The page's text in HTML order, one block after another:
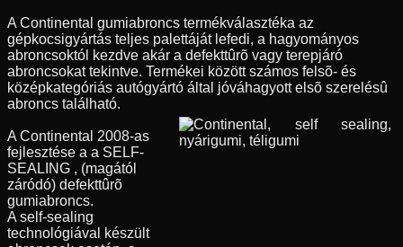
A Continental gumiabroncs termékválasztéka az
gépkocsigyártás teljes palettáját lefedi, a hagyományos
abroncsoktól kezdve akár a defekttûrõ vagy terepjáró
abroncsokat tekintve. Termékei között számos felsõ- és
középkategóriás autógyártó által jóváhagyott elsõ szerelésû
abroncs található.
A Continental 2008-as
fejlesztése a a SELF-
SEALING , (magától
záródó) defekttûrõ
gumiabroncs.
A self-sealing
technológiával készült